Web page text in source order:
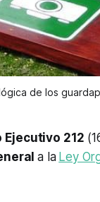
de los
Ejecutivo 212
a la Ley